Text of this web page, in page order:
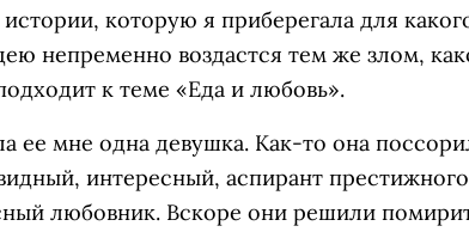
которую я приберегала для
непременно воздастся тем же злом,
к теме «Еда и любовь».
ее мне одна девушка. Как-то она
интересный, аспирант
любовник. Вскоре они решили